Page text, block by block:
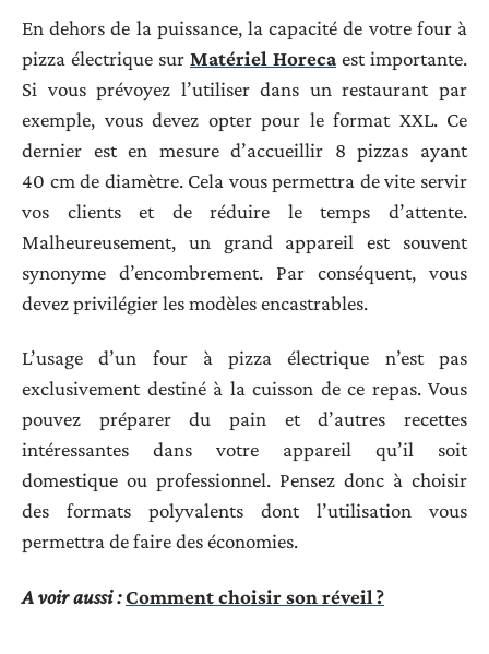
En dehors de la puissance, la capacité de votre four à
pizza électrique sur Matériel Horeca est importante.
Si vous prévoyez l’utiliser dans un restaurant par
exemple, vous devez opter pour le format XXL. Ce
dernier est en mesure d’accueillir 8 pizzas ayant
40 cm de diamètre. Cela vous permettra de vite servir
vos clients et de réduire le temps d’attente.
Malheureusement, un grand appareil est souvent
synonyme d’encombrement. Par conséquent, vous
devez privilégier les modèles encastrables.
L’usage d’un four à pizza électrique n’est pas
exclusivement destiné à la cuisson de ce repas. Vous
pouvez préparer du pain et d’autres recettes
intéressantes dans votre appareil qu’il soit
domestique ou professionnel. Pensez donc à choisir
des formats polyvalents dont l’utilisation vous
permettra de faire des économies.
A voir aussi :Comment choisir son réveil ?